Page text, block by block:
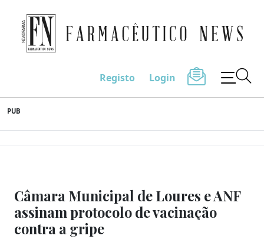
to
content
Farmacêutico News
Registo Login
PUB
Câmara Municipal de Loures e ANF
assinam protocolo de vacinação
contra a gripe